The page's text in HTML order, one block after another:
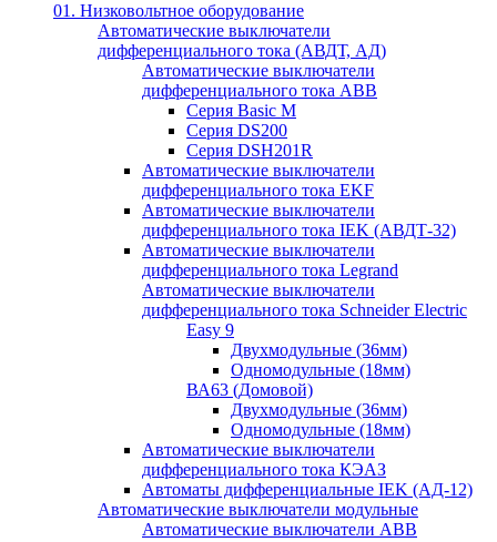
01. Низковольтное оборудование
Автоматические выключатели
дифференциального тока (АВДТ, АД)
Автоматические выключатели
дифференциального тока ABB
Серия Basic M
Серия DS200
Серия DSH201R
Автоматические выключатели
дифференциального тока EKF
Автоматические выключатели
дифференциального тока IEK (АВДТ-32)
Автоматические выключатели
дифференциального тока Legrand
Автоматические выключатели
дифференциального тока Schneider Electric
Easy 9
Двухмодульные (36мм)
Одномодульные (18мм)
ВА63 (Домовой)
Двухмодульные (36мм)
Одномодульные (18мм)
Автоматические выключатели
дифференциального тока КЭАЗ
Автоматы дифференциальные IEK (АД-12)
Автоматические выключатели модульные
Автоматические выключатели ABB